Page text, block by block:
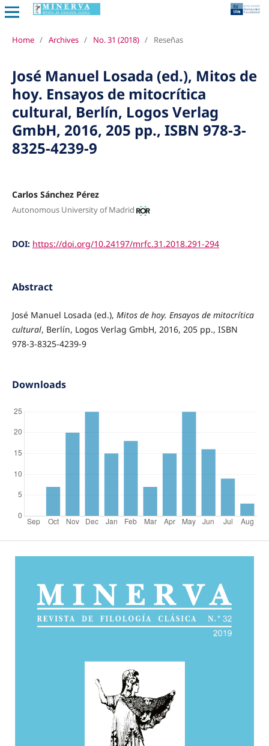
Home / Archives / No. 31 (2018) / Reseñas
José Manuel Losada (ed.), Mitos de
hoy. Ensayos de mitocrítica
cultural, Berlín, Logos Verlag
GmbH, 2016, 205 pp., ISBN 978-3-
8325-4239-9
Carlos Sánchez Pérez
Autonomous University of Madrid
DOI: https://doi.org/10.24197/mrfc.31.2018.291-294
Abstract
José Manuel Losada (ed.), Mitos de hoy. Ensayos de mitocrítica
cultural, Berlín, Logos Verlag GmbH, 2016, 205 pp., ISBN
978-3-8325-4239-9
Downloads